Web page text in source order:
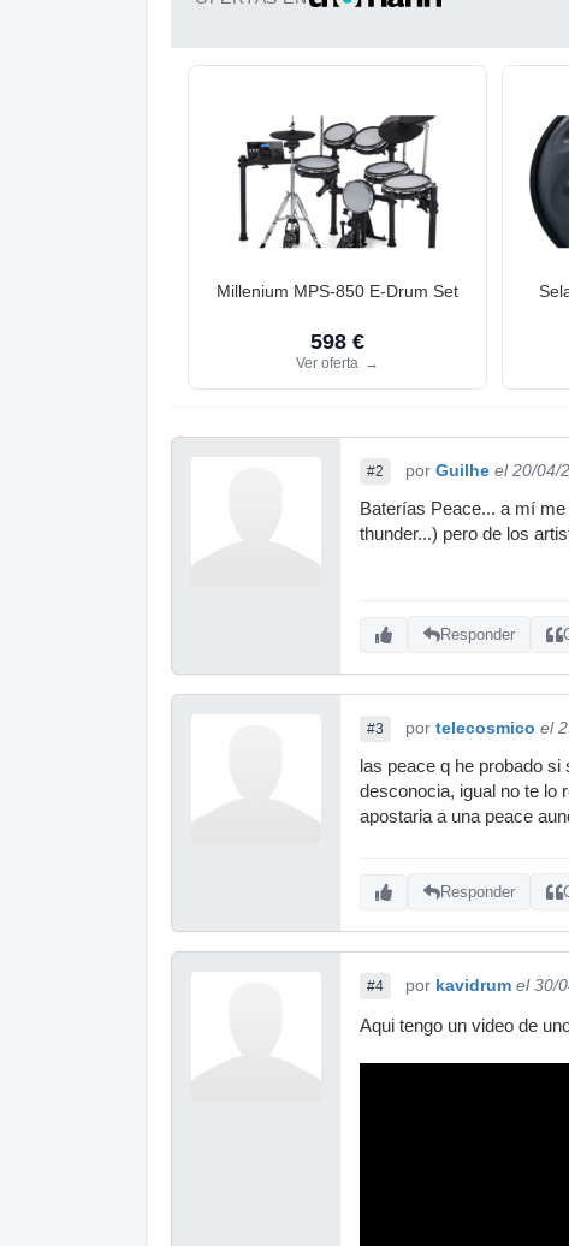
Millenium MPS-850 E-Drum Set
598 €
Ver oferta →
#2 por Guilhe el 20/04/
Baterías Peace... a mí
thunder...) pero de los
Responder
#3 por telecosmico el
las peace q he probado
desconocia, igual no te lo
apostaria a una peace
Responder
#4 por kavidrum el 30/
Aqui tengo un video de